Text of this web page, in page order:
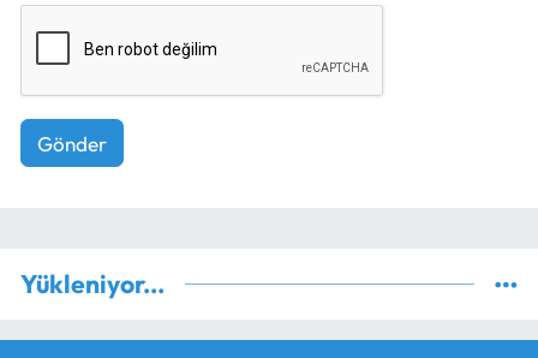
Gönder
Yükleniyor...